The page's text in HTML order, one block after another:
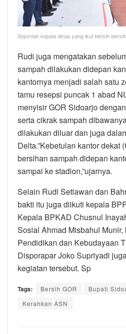
Sejumlah kepala dinas yang ikut bersih-
Rudi juga mengatakan
sampah dilakukan didepan
kantornya menjadi salah satu
tamu resepsi puncak 1 abad
menyisir GOR Sidoarjo
serta cikrak sampah
dilakukan diluar dan juga
Delta.”Kebetulan kantor dekat
bersihan sampah didepan
sampai ke stadion,”ujarnya.
Selain Rudi Setiawan dan
bakti itu juga diikuti kepala
Kepala BPKAD Chusnul
Sosial Ahmad Misbahul
Pendidikan dan Kebudayaan
Disporapar Joko Supriyadi
kegiatan tersebut. Sp
Tags: Bersih GOR
Bupati
Kerahkan ASN